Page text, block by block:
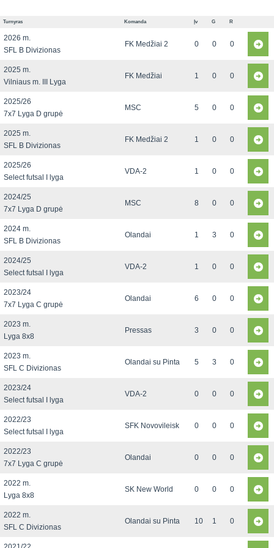
Turnyras Komanda Įv G R
2026 m.
SFL B Divizionas
FK Medžiai 2 0 0 0
2025 m.
Vilniaus m. III Lyga
FK Medžiai 1 0 0
2025/26
7x7 Lyga D grupė
MSC 5 0 0
2025 m.
SFL B Divizionas
FK Medžiai 2 1 0 0
2025/26
Select futsal I lyga
VDA-2 1 0 0
2024/25
7x7 Lyga D grupė
MSC 8 0 0
2024 m.
SFL B Divizionas
Olandai 1 3 0
2024/25
Select futsal I lyga
VDA-2 1 0 0
2023/24
7x7 Lyga C grupė
Olandai 6 0 0
2023 m.
Lyga 8x8
Pressas 3 0 0
2023 m.
SFL C Divizionas
Olandai su Pinta 5 3 0
2023/24
Select futsal I lyga
VDA-2 0 0 0
2022/23
Select futsal I lyga
SFK Novovileisk 0 0 0
2022/23
7x7 Lyga C grupė
Olandai 0 0 0
2022 m.
Lyga 8x8
SK New World 0 0 0
2022 m.
SFL C Divizionas
Olandai su Pinta 10 1 0